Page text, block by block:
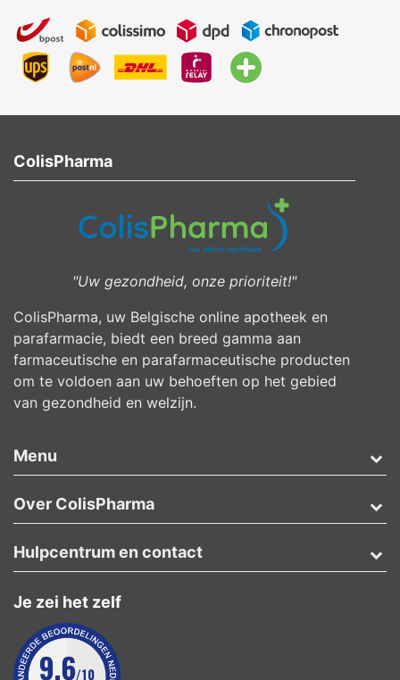
ColisPharma
"Uw gezondheid, onze prioriteit!"
ColisPharma, uw Belgische online apotheek en
parafarmacie, biedt een breed gamma aan
farmaceutische en parafarmaceutische producten
om te voldoen aan uw behoeften op het gebied
van gezondheid en welzijn.
Menu
Over ColisPharma
Je zei het zelf
Hulpcentrum en contact